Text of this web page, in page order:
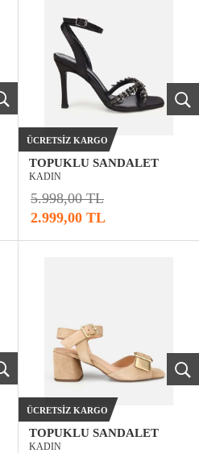
TOPUKLU SANDALET
KADIN
5.998,00 TL
2.999,00 TL
ÜCRETSIZ KARGO
TOPUKLU SANDALET
KADIN
ÜCRETSIZ KARGO